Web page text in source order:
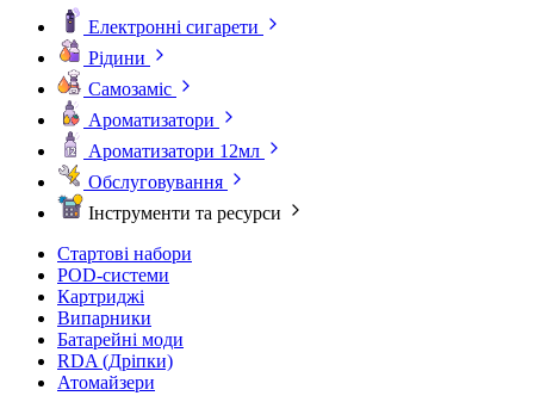
Електронні сигарети
Рідини
Самозаміс
Ароматизатори
Ароматизатори 12мл
Обслуговування
Інструменти та ресурси
Стартові набори
POD-системи
Картриджі
Випарники
Батарейні моди
RDA (Дріпки)
Атомайзери